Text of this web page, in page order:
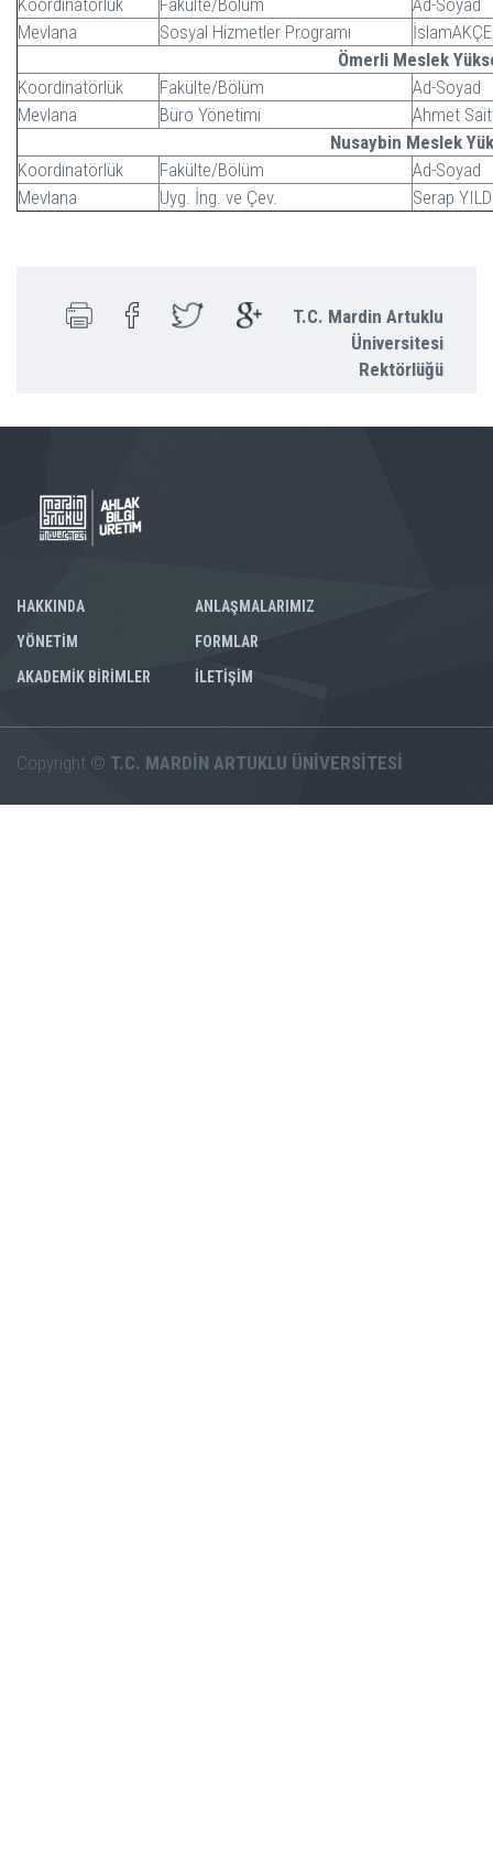
Koordinatörlük Fakülte/Bölüm
Ad-Soyad
Mevlana
Sosyal Hizmetler Programı
İslamAKÇE
Ömerli Meslek
Koordinatörlük
Fakülte/Bölüm
Ad-Soyad
Mevlana
Büro Yönetimi
Ahmet
Nusaybin Meslek
Koordinatörlük
Fakülte/Bölüm
Ad-Soyad
Mevlana
Uyg. İng. ve Çev. Serap
T.C. Mardin Artuklu
Üniversitesi
Rektörlüğü
HAKKINDA
YÖNETİM
AKADEMİK BİRİMLER
ANLAŞMALARIMIZ
FORMLAR
İLETİŞİM
Copyright © T.C. MARDİN ARTUKLU ÜNİVERSİTESİ